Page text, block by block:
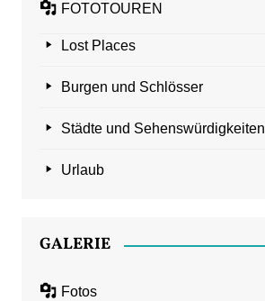
FOTOTOUREN
Lost Places
Burgen und Schlösser
Städte und Sehenswürdigkeiten
Urlaub
GALERIE
Fotos